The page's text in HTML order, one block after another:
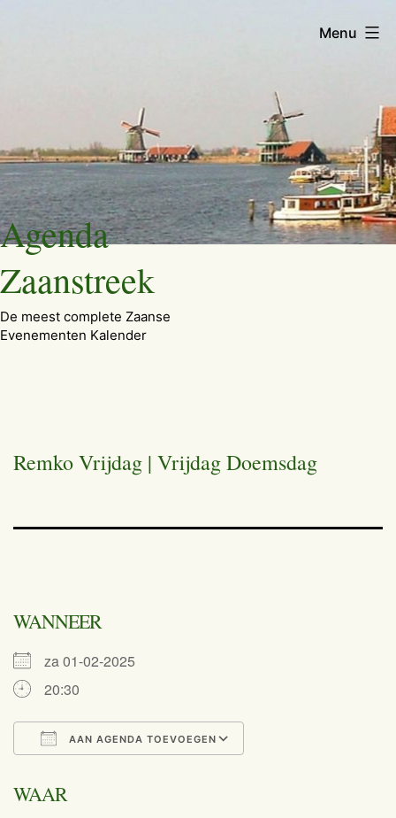
Ga
naar
de
inhoud
Agenda
Zaanstreek
De meest complete Zaanse
Evenementen Kalender
Menu
Remko Vrijdag | Vrijdag Doemsdag
WANNEER
za 01-02-2025
20:30
AAN AGENDA TOEVOEGEN
WAAR